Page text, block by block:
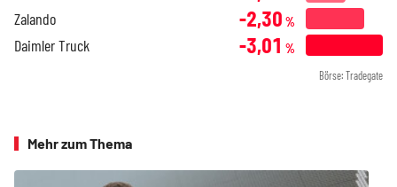
Zalando -2,30 %
Daimler Truck -3,01 %
Börse: Tradegate
Mehr zum Thema